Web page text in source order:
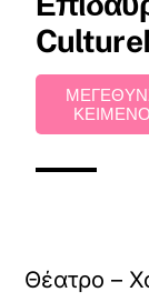
Θέατρο –